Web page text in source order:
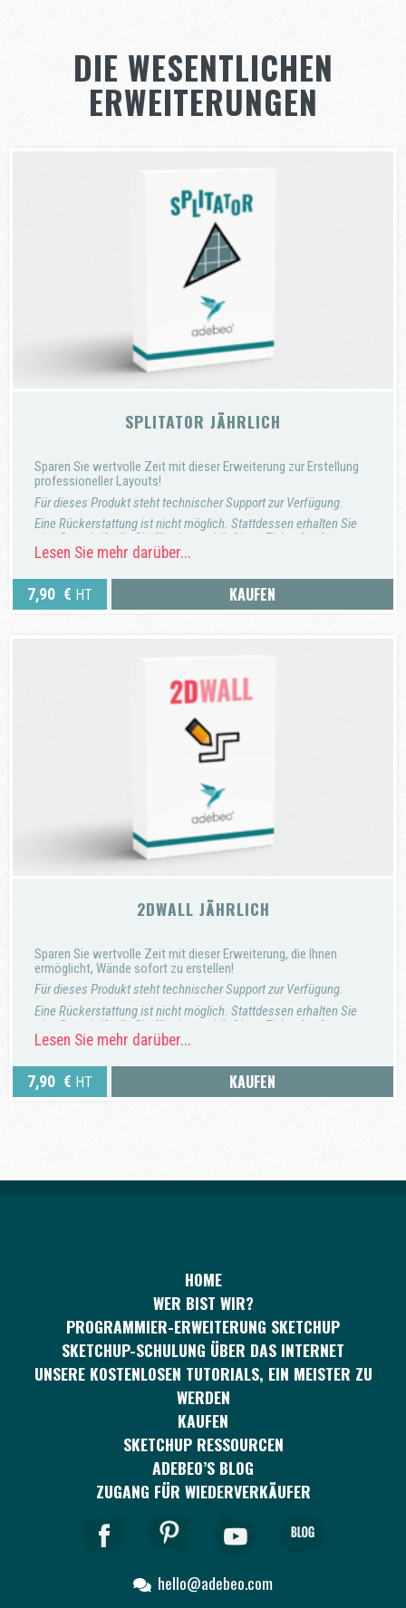
DIE WESENTLICHEN
ERWEITERUNGEN
SPLITATOR JÄHRLICH
Sparen Sie wertvolle Zeit mit dieser Erweiterung zur Erstellung
professioneller Layouts!
Für dieses Produkt steht technischer Support zur Verfügung.
Eine Rückerstattung ist nicht möglich. Stattdessen erhalten Sie
eine Gutschrift, die Sie für einen zukünftigen Einkauf auf unserer
Website verwenden können.
Lesen Sie mehr darüber...
7,90 € HT KAUFEN
2DWALL JÄHRLICH
Sparen Sie wertvolle Zeit mit dieser Erweiterung, die Ihnen
ermöglicht, Wände sofort zu erstellen!
Für dieses Produkt steht technischer Support zur Verfügung.
Eine Rückerstattung ist nicht möglich. Stattdessen erhalten Sie
eine Gutschrift, die Sie für einen zukünftigen Einkauf auf unserer
Website verwenden können.
Lesen Sie mehr darüber...
7,90 € HT KAUFEN
HOME
WER BIST WIR?
PROGRAMMIER-ERWEITERUNG SKETCHUP
SKETCHUP-SCHULUNG ÜBER DAS INTERNET
UNSERE KOSTENLOSEN TUTORIALS, EIN MEISTER ZU
WERDEN
KAUFEN
SKETCHUP RESSOURCEN
ADEBEO’S BLOG
ZUGANG FÜR WIEDERVERKÄUFER
hello@adebeo.com